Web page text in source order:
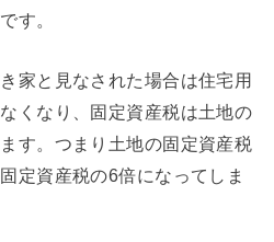
す。
家と見なされた場合は住宅用
くなり、固定資産税は土地の
す。つまり土地の固定資産税
定資産税の6倍になってしま